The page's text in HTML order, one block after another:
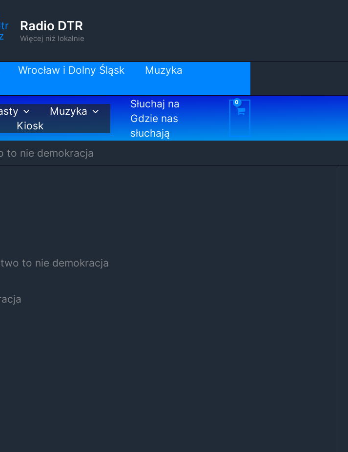
Radio DTR
Więcej niż lokalnie
Wrocław i Dolny Śląsk
Muzyka
Muzyka
Kiosk
Słuchaj na
Gdzie nas
słuchają
to nie demokracja